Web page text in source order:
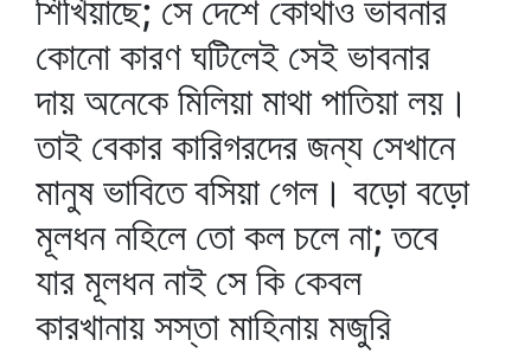
শিখিয়াছে; সে দেশে কোথাও ভাবনার
কোনো কারণ ঘটিলেই সেই ভাবনার
দায় অনেকে মিলিয়া মাথা পাতিয়া লয়।
তাই বেকার কারিগরদের জন্য সেখানে
মানুষ ভাবিতে বসিয়া গেল। বড়ো বড়ো
মূলধন নহিলে তো কল চলে না; তবে
যার মূলধন নাই সে কি কেবল
কারখানায় সস্তা মাহিনায় মজুরি